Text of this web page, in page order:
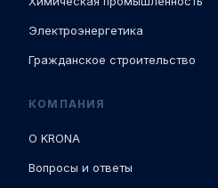
Электроэнергетика
Гражданское строительство
КОМПАНИЯ
О KRONA
Вопросы и ответы